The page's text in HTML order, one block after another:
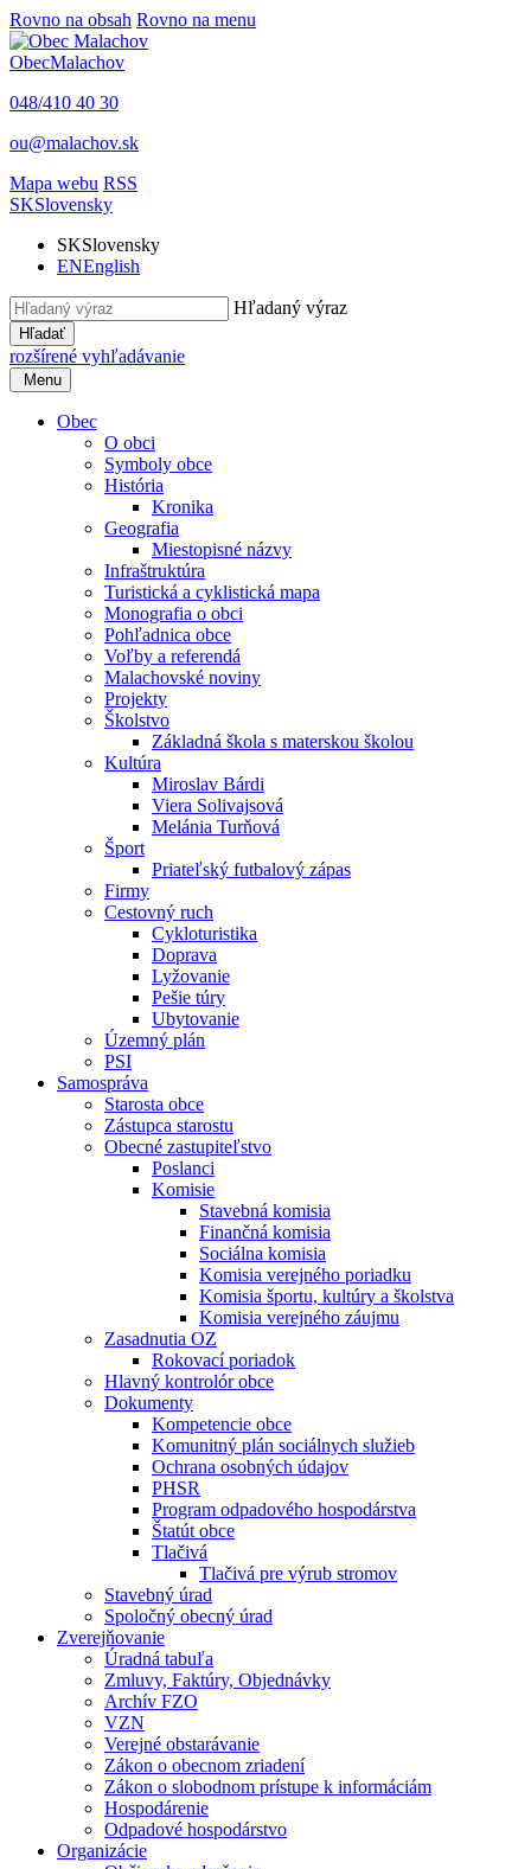
Rovno na obsah Rovno na menu
ObecMalachov
048/410 40 30
ou@malachov.sk
Mapa webu RSS
SKSlovensky
SKSlovensky
ENEnglish
Hľadaný výraz
Hľadať
rozšírené vyhľadávanie
Menu
Obec
O obci
Symboly obce
História
Kronika
Geografia
Miestopisné názvy
Infraštruktúra
Turistická a cyklistická mapa
Monografia o obci
Pohľadnica obce
Voľby a referendá
Malachovské noviny
Projekty
Školstvo
Základná škola s materskou školou
Kultúra
Miroslav Bárdi
Viera Solivajsová
Melánia Turňová
Šport
Priateľský futbalový zápas
Firmy
Cestovný ruch
Cykloturistika
Doprava
Lyžovanie
Pešie túry
Ubytovanie
Územný plán
PSI
Samospráva
Starosta obce
Zástupca starostu
Obecné zastupiteľstvo
Poslanci
Komisie
Stavebná komisia
Finančná komisia
Sociálna komisia
Komisia verejného poriadku
Komisia športu, kultúry a školstva
Komisia verejného záujmu
Zasadnutia OZ
Rokovací poriadok
Hlavný kontrolór obce
Dokumenty
Kompetencie obce
Komunitný plán sociálnych služieb
Ochrana osobných údajov
PHSR
Program odpadového hospodárstva
Štatút obce
Tlačivá
Tlačivá pre výrub stromov
Stavebný úrad
Spoločný obecný úrad
Zverejňovanie
Úradná tabuľa
Zmluvy, Faktúry, Objednávky
Archív FZO
VZN
Verejné obstarávanie
Zákon o obecnom zriadení
Zákon o slobodnom prístupe k informáciám
Hospodárenie
Odpadové hospodárstvo
Organizácie